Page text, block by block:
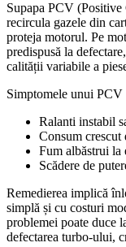
Supapa PCV
recircula gazele din
proteja motorul. Pe
predispusă la
calității variabile a
Simptomele unui PCV
Ralanti instabil
Consum crescut
Fum albăstrui la
Scădere de
Remedierea implică
simplă și cu costuri
problemei poate duce
defectarea turbo-ului,